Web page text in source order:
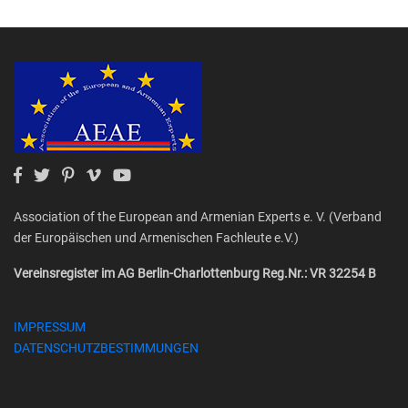
Association of the European and Armenian Experts e. V. (Verband
der Europäischen und Armenischen Fachleute e.V.)
Vereinsregister im AG Berlin-Charlottenburg Reg.Nr.: VR 32254 B
IMPRESSUM
DATENSCHUTZBESTIMMUNGEN